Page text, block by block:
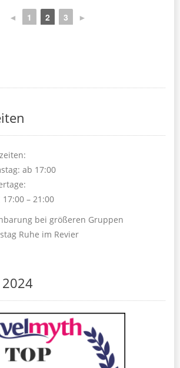
◄ 1 2 3 ►
ab 17:00
– 21:00
bei größeren Gruppen
Ruhe im Revier